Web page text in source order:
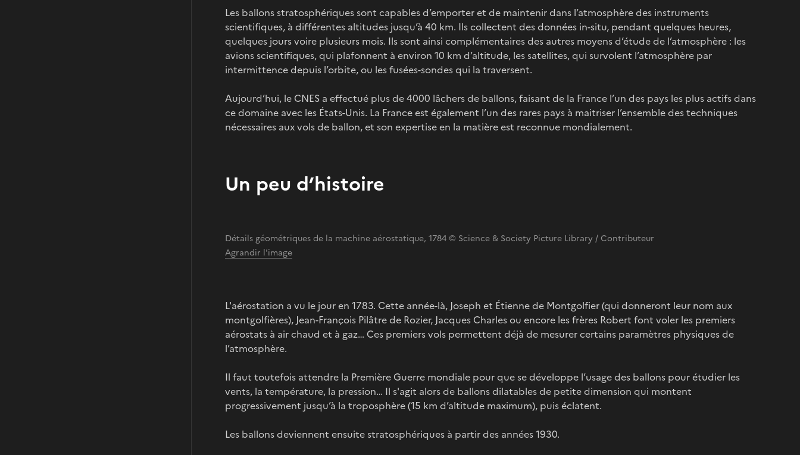
Les ballons stratosphériques sont capables d’emporter et de maintenir dans l’atmosphère des instruments
scientifiques, à différentes altitudes jusqu’à 40 km. Ils collectent des données in-situ, pendant quelques heures,
quelques jours voire plusieurs mois. Ils sont ainsi complémentaires des autres moyens d’étude de l’atmosphère : les
avions scientifiques, qui plafonnent à environ 10 km d’altitude, les satellites, qui survolent l’atmosphère par
intermittence depuis l’orbite, ou les fusées-sondes qui la traversent.
Aujourd’hui, le CNES a effectué plus de 4000 lâchers de ballons, faisant de la France l’un des pays les plus actifs dans
ce domaine avec les États-Unis. La France est également l’un des rares pays à maitriser l’ensemble des techniques
nécessaires aux vols de ballon, et son expertise en la matière est reconnue mondialement.
Un peu d’histoire
Détails géométriques de la machine aérostatique, 1784 © Science & Society Picture Library / Contributeur
Agrandir l'image
L'aérostation a vu le jour en 1783. Cette année-là, Joseph et Étienne de Montgolfier (qui donneront leur nom aux
montgolfières), Jean-François Pilâtre de Rozier, Jacques Charles ou encore les frères Robert font voler les premiers
aérostats à air chaud et à gaz… Ces premiers vols permettent déjà de mesurer certains paramètres physiques de
l’atmosphère.
Il faut toutefois attendre la Première Guerre mondiale pour que se développe l’usage des ballons pour étudier les
vents, la température, la pression… Il s'agit alors de ballons dilatables de petite dimension qui montent
progressivement jusqu’à la troposphère (15 km d’altitude maximum), puis éclatent.
Les ballons deviennent ensuite stratosphériques à partir des années 1930.